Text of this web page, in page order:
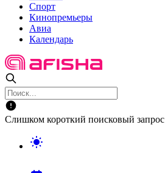
Спорт
Кинопремьеры
Авиа
Календарь
Слишком короткий поисковый запрос